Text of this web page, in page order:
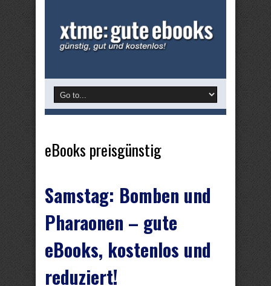
eBooks preisgünstig
Samstag: Bomben und
Pharaonen – gute
eBooks, kostenlos und
reduziert!